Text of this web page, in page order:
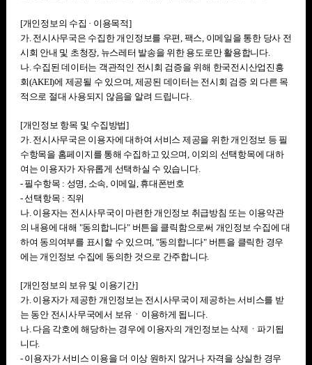
[개인정보의 수집 · 이용목적]
가. 전시사무국은 수집한 개인정보를 우편, 팩스, 이메일을 통한 당사 전
시회 안내 및 초청장, 뉴스레터 발송을 위한 용도로만 활용합니다.
나. 수집된 데이터는 객관적인 전시회 검증을 위해 한국전시산업진흥
회(AKEI)에 제공될 수 있으며, 제공된 데이터는 전시회 검증 외 다른 목
적으로 절대 사용되지 않음을 알려 드립니다.
[개인정보 항목 및 수집방법]
가. 전시사무국은 이용자에 대하여 서비스 제공을 위한 개인정보 등 필
수항목을 홈페이지를 통해 수집하고 있으며, 이외의 선택항목에 대하
여는 이용자가 자유롭게 선택하실 수 있습니다.
- 필수항목 : 성명, 소속, 이메일, 휴대폰번호
- 선택항목 : 직위
나. 이용자는 전시사무국이 마련한 개인정보 취급방침 또는 이용약관
의 내용에 대해 "동의합니다" 버튼을 클릭함으로써 개인정보 수집에 대
하여 동의여부를 표시할 수 있으며, "동의합니다" 버튼을 클릭한 경우
에는 개인정보 수집에 동의한 것으로 간주합니다.
[개인정보의 보유 및 이용기간]
가. 이용자가 제공한 개인정보는 전시사무국이 제공하는 서비스를 받
는 동안 전시사무국에서 보유ㆍ이용하게 됩니다.
나. 다음 각호에 해당하는 경우에 이용자의 개인정보는 삭제ㆍ파기됩
니다.
- 이용자가 서비스 이용을 더 이상 원하지 않거나 자격을 상실한 경우